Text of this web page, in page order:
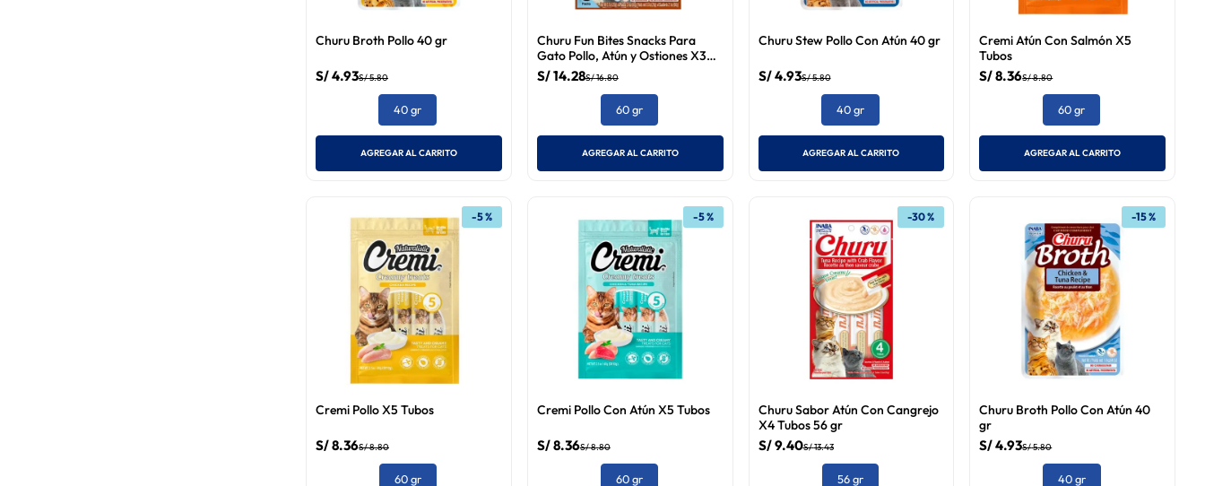
Churu Broth Pollo 40 gr
S/4.93S/5.80
40 gr
AGREGAR AL CARRITO
Churu Fun Bites Snacks Para
Gato Pollo, Atún y Ostiones X3
Packs
S/14.28S/16.80
60 gr
AGREGAR AL CARRITO
Churu Stew Pollo Con Atún 40 gr
S/4.93S/5.80
40 gr
AGREGAR AL CARRITO
Cremi Atún Con Salmón X5
Tubos
S/8.36S/8.80
60 gr
AGREGAR AL CARRITO
-5 %
Cremi Pollo X5 Tubos
S/8.36S/8.80
60 gr
-5 %
Cremi Pollo Con Atún X5 Tubos
S/8.36S/8.80
60 gr
-30 %
Churu Sabor Atún Con Cangrejo
X4 Tubos 56 gr
S/9.40S/13.43
56 gr
-15 %
Churu Broth Pollo Con Atún 40
gr
S/4.93S/5.80
40 gr